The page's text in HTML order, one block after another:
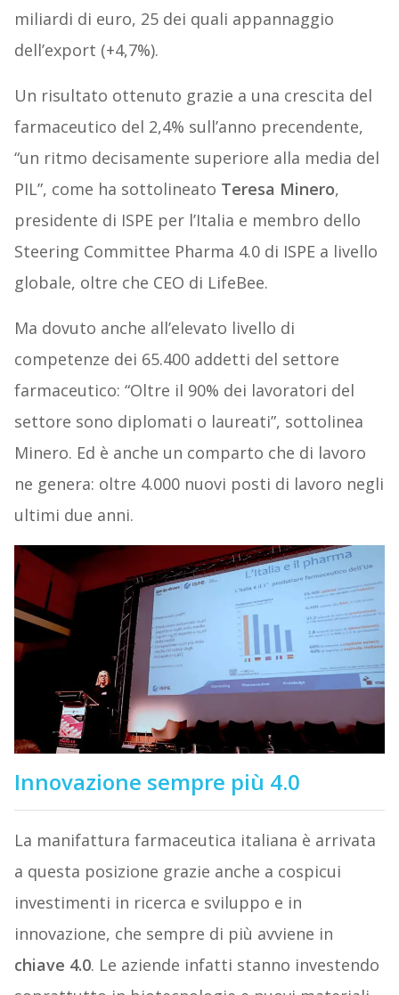
miliardi di euro, 25 dei quali appannaggio
dell’export (+4,7%).
Un risultato ottenuto grazie a una crescita del
farmaceutico del 2,4% sull’anno precendente,
“un ritmo decisamente superiore alla media del
PIL”, come ha sottolineato Teresa Minero,
presidente di ISPE per l’Italia e membro dello
Steering Committee Pharma 4.0 di ISPE a livello
globale, oltre che CEO di LifeBee.
Ma dovuto anche all’elevato livello di
competenze dei 65.400 addetti del settore
farmaceutico: “Oltre il 90% dei lavoratori del
settore sono diplomati o laureati”, sottolinea
Minero. Ed è anche un comparto che di lavoro
ne genera: oltre 4.000 nuovi posti di lavoro negli
ultimi due anni.
Innovazione sempre più 4.0
La manifattura farmaceutica italiana è arrivata
a questa posizione grazie anche a cospicui
investimenti in ricerca e sviluppo e in
innovazione, che sempre di più avviene in
chiave 4.0. Le aziende infatti stanno investendo